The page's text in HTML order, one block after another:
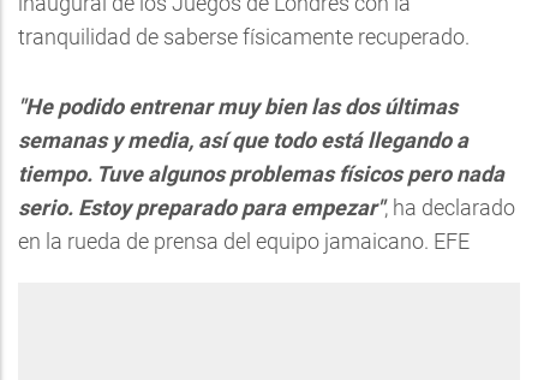
tranquilidad de saberse físicamente recuperado.
"He podido entrenar muy bien las dos últimas
semanas y media, así que todo está llegando a
tiempo. Tuve algunos problemas físicos pero nada
serio. Estoy preparado para empezar", ha declarado
en la rueda de prensa del equipo jamaicano. EFE